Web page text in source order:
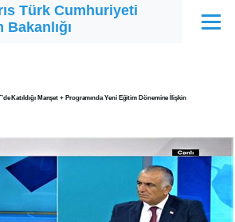
Türk Cumhuriyeti
Menü
Katıldığı Manşet + Programında Yeni Eğitim Dönemine İlişkin